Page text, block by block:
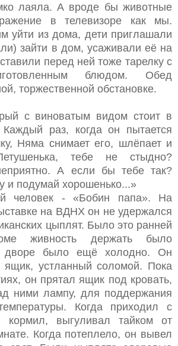
лаяла. А вроде бы животные
в телевизоре как мы.
уйти из дома, дети приглашали
зайти в дом, усаживали её на
перед ней тоже тарелку с
блюдом. Обед
торжественной обстановке.
с виноватым видом стоит в
раз, когда он пытается
Няма снимает его, шлёпает и
тебе не стыдно?
А если бы тебе так?
и подумай хорошенько...»
человек - «Бобин папа». На
на ВДНХ он не удержался
цыплят. Было это ранней
живность держать было
дворе было ещё холодно. Он
устланный соломой. Пока
он прятал ящик под кровать,
ними лампу, для поддержания
Когда приходил с
кормил, выгуливал тайком от
Когда потеплело, он вывел